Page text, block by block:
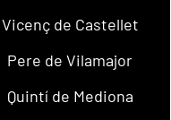
Vicenç de Castellet
Pere de Vilamajor
Quintí de Mediona